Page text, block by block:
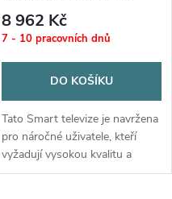
8 962 Kč
7 - 10 pracovních dnů
DO KOŠÍKU
Tato Smart televize je navržena
pro náročné uživatele, kteří
vyžadují vysokou kvalitu a
spolehlivost. S 4letou